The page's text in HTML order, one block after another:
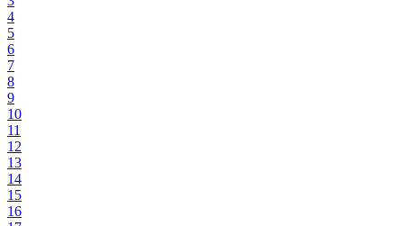
4
5
6
7
8
9
10
11
12
13
14
15
16